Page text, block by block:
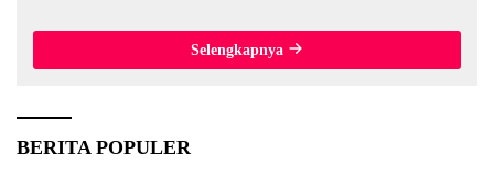
Selengkapnya
BERITA POPULER